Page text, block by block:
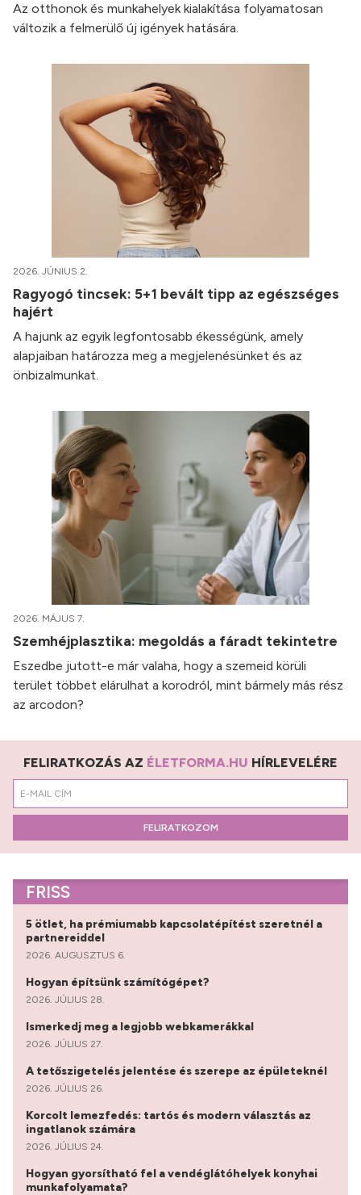
Az otthonok és munkahelyek kialakítása folyamatosan
változik a felmerülő új igények hatására.
2026. JÚNIUS 2.
Ragyogó tincsek: 5+1 bevált tipp az egészséges
hajért
A hajunk az egyik legfontosabb ékességünk, amely
alapjaiban határozza meg a megjelenésünket és az
önbizalmunkat.
2026. MÁJUS 7.
Szemhéjplasztika: megoldás a fáradt tekintetre
Eszedbe jutott-e már valaha, hogy a szemeid körüli
terület többet elárulhat a korodról, mint bármely más rész
az arcodon?
FELIRATKOZÁS AZ ÉLETFORMA.HU HÍRLEVELÉRE
FELIRATKOZOM
FRISS
5 ötlet, ha prémiumabb kapcsolatépítést szeretnél a
partnereiddel
2026. AUGUSZTUS 6.
Hogyan építsünk számítógépet?
2026. JÚLIUS 28.
Ismerkedj meg a legjobb webkamerákkal
2026. JÚLIUS 27.
A tetőszigetelés jelentése és szerepe az épületeknél
2026. JÚLIUS 26.
Korcolt lemezfedés: tartós és modern választás az
ingatlanok számára
2026. JÚLIUS 24.
Hogyan gyorsítható fel a vendéglátóhelyek konyhai
munkafolyamata?